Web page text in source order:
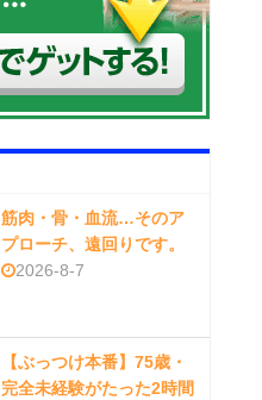
筋肉・骨・血流…そのア
プローチ、遠回りです。
2026-8-7
【ぶっつけ本番】75歳・
完全未経験がたった2時間